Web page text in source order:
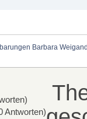
Barbara
Antworten)